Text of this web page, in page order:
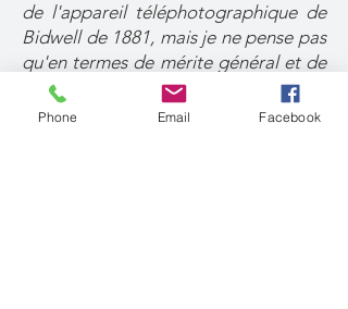
de l'appareil téléphotographique de
Bidwell de 1881, mais je ne pense pas
qu'en termes de mérite général et de
portée étendue, aucun appareil n'ait
égalé le télépantographe de M.
Phone Email Facebook